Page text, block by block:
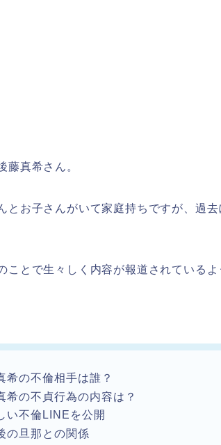
藤真希さん。
とお子さんがいて家庭持ちですが、過
ことで生々しく内容が報道されているよ
希の不倫相手は誰？
希の不貞行為の内容は？
い不倫LINEを公開
の旦那との関係